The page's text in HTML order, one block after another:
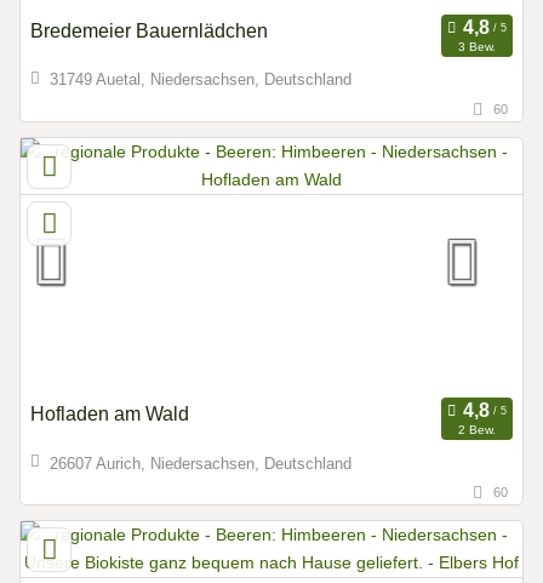
Bredemeier Bauernlädchen
3 Bew.
31749 Auetal, Niedersachsen, Deutschland
60
Hofladen am Wald
2 Bew.
26607 Aurich, Niedersachsen, Deutschland
60